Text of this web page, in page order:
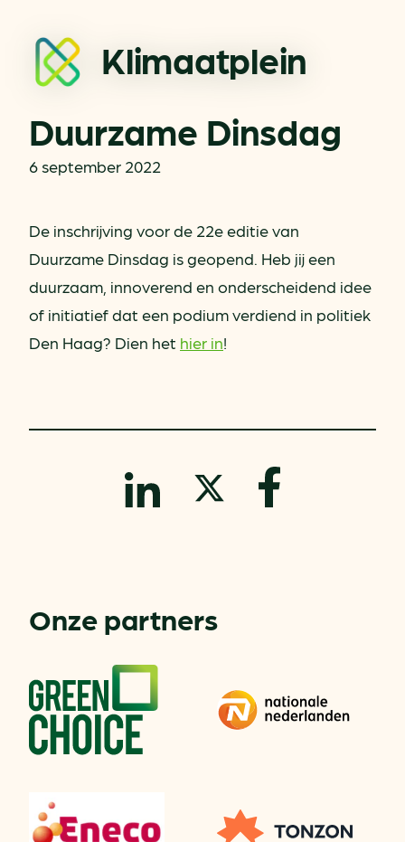
Klimaatplein
Duurzame Dinsdag
6 september 2022
De inschrijving voor de 22e editie van
Duurzame Dinsdag is geopend. Heb jij een
duurzaam, innoverend en onderscheidend idee
of initiatief dat een podium verdiend in politiek
Den Haag? Dien het hier in!
Onze partners